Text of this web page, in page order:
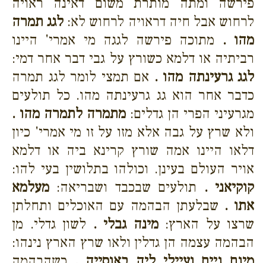
לרחוש אבל חיה דראויה לרחוש לא: לגג תמרה
מהו . מתוכה פירשה לגגה מי אמרי' היינו
רביתיה או דלמא כשורץ על גבי דבר אחר דמי:
לגג גרעינתה מהו . אם תמצי לומר לגג תמרה
כדבר אחר הוא גג גרעינתה מהו. כל תולעים
מגרעיני הפרי הן גדלים: מתמרה לתמרה מהו .
ולא שרץ על גבה אלא מזו על זו מי אמרי' כיון
דלאו היינו אמה שורץ קרינא ביה או דלמא
אויר העולם בעינן. וכולהו בתלושין בעי להו:
קוקיאני . תולעים שבכבד ושבריאה: מעלמא
אתו . שבלעתן הבהמה עם האוכלים ותחלתן
שרצו על הארץ:מינה גבלי . לשון גדלי. מן
הבהמה עצמה הן גדלין ולאו שרץ הארץ נינהו: